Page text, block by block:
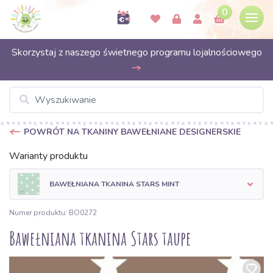
0
Skorzystaj z naszego świetnego programu lojalnościowego
POWRÓT NA TKANINY BAWEŁNIANE DESIGNERSKIE
Warianty produktu
BAWEŁNIANA TKANINA STARS MINT
Numer produktu: BO0272
Bawełniana tkanina Stars taupe